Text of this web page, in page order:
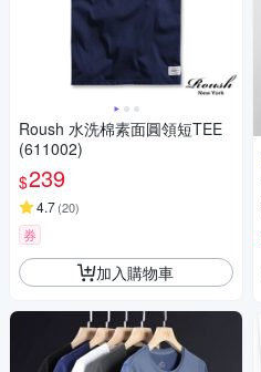
Roush 水洗棉素面圓領短TEE
(611002)
$239
4.7(20)
券
加入購物車